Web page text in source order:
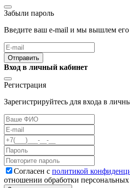
Забыли пароль
Введите ваш e-mail и мы вышлем его
Отправить
Вход в личный кабинет
Регистрация
Зарегистрируйтесь для входа в
Cогласен с политикой
отношении обработки